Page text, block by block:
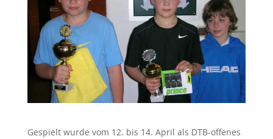
Gespielt wurde vom 12. bis 14. April als DTB-offenes